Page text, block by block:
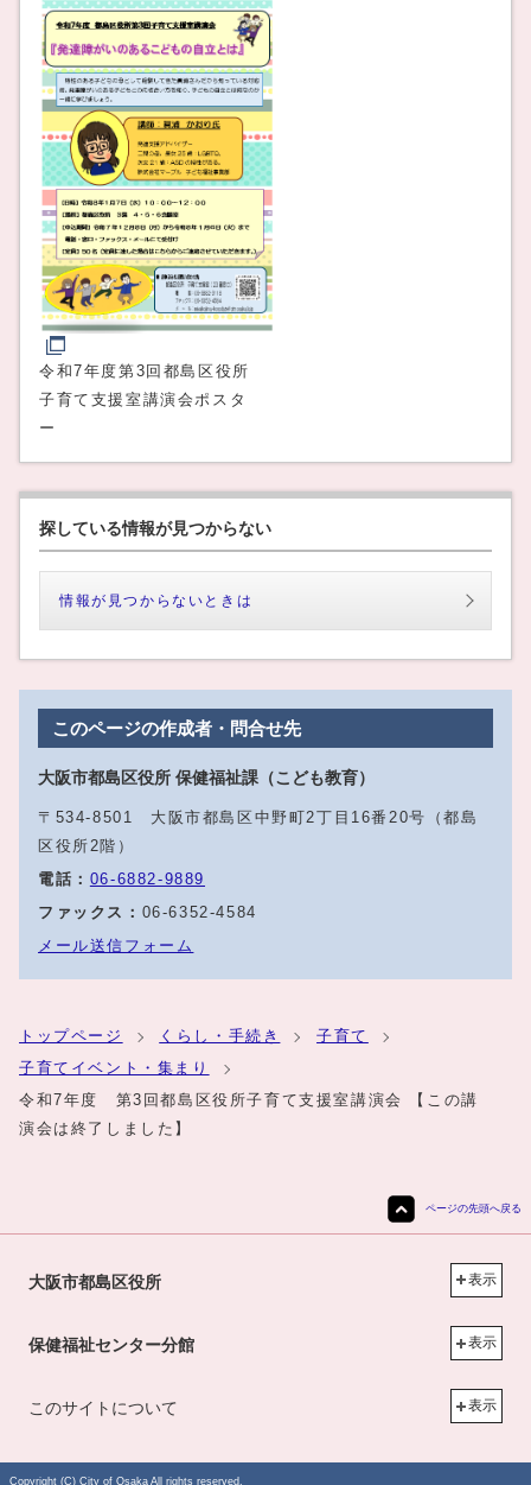
令和7年度第3回都島区役所
子育て支援室講演会ポスタ
ー
探している情報が見つからない
情報が見つからないときは
このページの作成者・問合せ先
大阪市都島区役所 保健福祉課（こども教育）
〒534-8501 大阪市都島区中野町2丁目16番20号（都島
区役所2階）
電話： 06-6882-9889
ファックス： 06-6352-4584
メール送信フォーム
トップページ くらし・手続き
子育て
子育てイベント・集まり
令和7年度 第3回都島区役所子育て支援室講演会 【この講
演会は終了しました】
ページの先頭へ戻る
大阪市都島区役所 表示
保健福祉センター分館 表示
このサイトについて 表示
Copyright (C) City of Osaka All rights reserved.